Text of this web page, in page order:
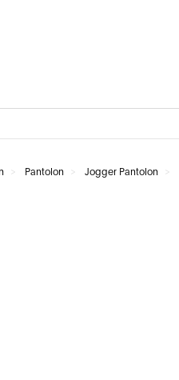
Pantolon Jogger Pantolon